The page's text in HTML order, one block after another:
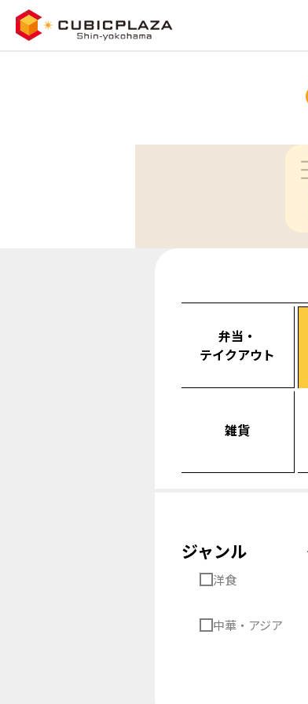
弁当・
テイクアウト
雑貨
ジャンル
洋食
中華・アジア